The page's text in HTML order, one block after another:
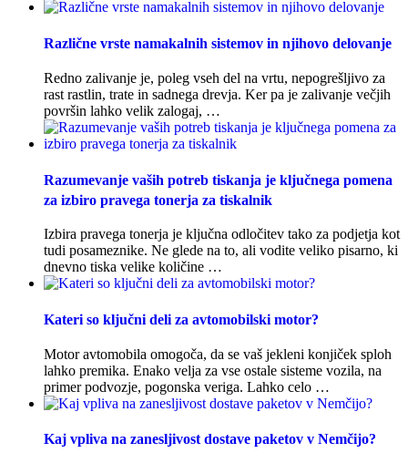
Različne vrste namakalnih sistemov in njihovo delovanje
Redno zalivanje je, poleg vseh del na vrtu, nepogrešljivo za
rast rastlin, trate in sadnega drevja. Ker pa je zalivanje večjih
površin lahko velik zalogaj, …
Razumevanje vaših potreb tiskanja je ključnega pomena
za izbiro pravega tonerja za tiskalnik
Izbira pravega tonerja je ključna odločitev tako za podjetja kot
tudi posameznike. Ne glede na to, ali vodite veliko pisarno, ki
dnevno tiska velike količine …
Kateri so ključni deli za avtomobilski motor?
Motor avtomobila omogoča, da se vaš jekleni konjiček sploh
lahko premika. Enako velja za vse ostale sisteme vozila, na
primer podvozje, pogonska veriga. Lahko celo …
Kaj vpliva na zanesljivost dostave paketov v Nemčijo?